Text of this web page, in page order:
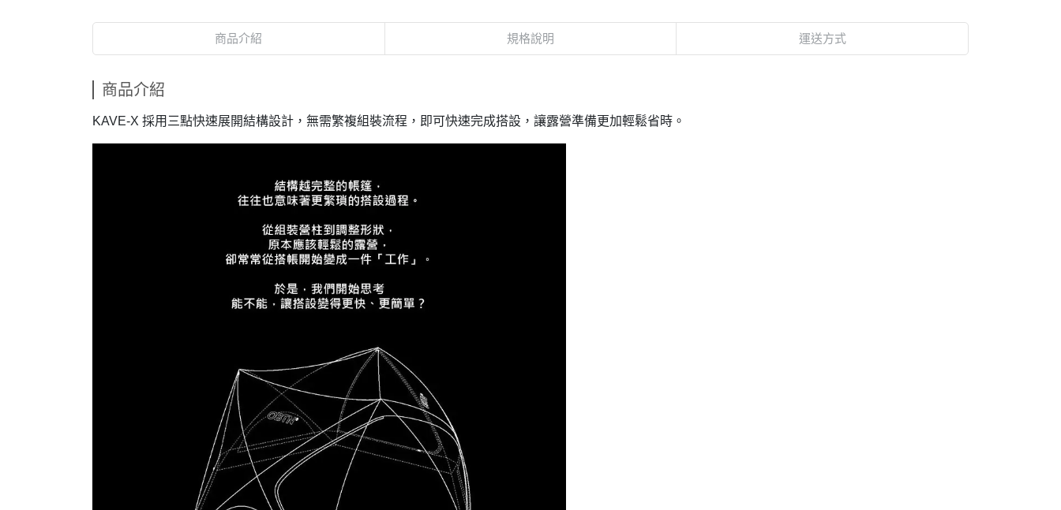
商品介紹 規格說明 運送方式
商品介紹
KAVE-X 採用三點快速展開結構設計，無需繁複組裝流程，即可快速完成搭設，讓露營準備更加輕鬆省時。